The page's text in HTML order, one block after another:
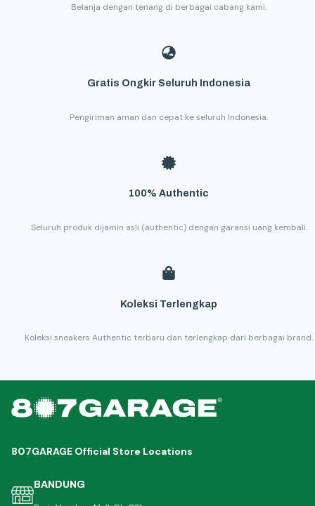
Belanja dengan tenang di berbagai cabang kami.
Gratis Ongkir Seluruh Indonesia
Pengiriman aman dan cepat ke seluruh Indonesia.
100% Authentic
Seluruh produk dijamin asli (authentic) dengan garansi uang kembali.
Koleksi Terlengkap
Koleksi sneakers Authentic terbaru dan terlengkap dari berbagai brand.
807GARAGE Official Store Locations
BANDUNG